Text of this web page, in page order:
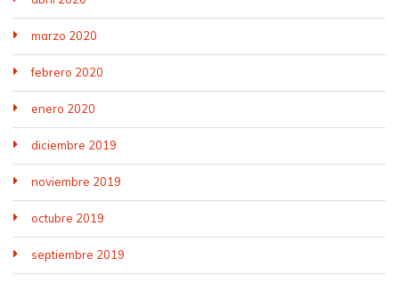
marzo 2020
febrero 2020
enero 2020
diciembre 2019
noviembre 2019
octubre 2019
septiembre 2019